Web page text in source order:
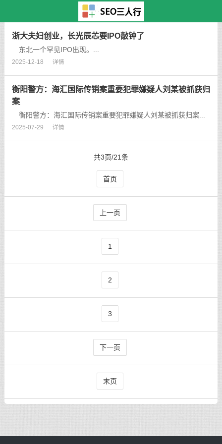
浙大夫妇创业，长光辰芯要IPO敲钟了
东北一个罕见IPO出现。...
2025-12-18 详情
衡阳警方：海汇国际传销案重要犯罪嫌疑人刘某被抓获归
案
衡阳警方：海汇国际传销案重要犯罪嫌疑人刘某被抓获归案...
2025-07-29 详情
共3页/21条
首页
上一页
1
2
3
下一页
末页